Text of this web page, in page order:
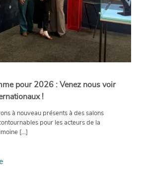
pour 2026 : Venez nous voir
!
à nouveau présents à des salons
pour les acteurs de la
[...]